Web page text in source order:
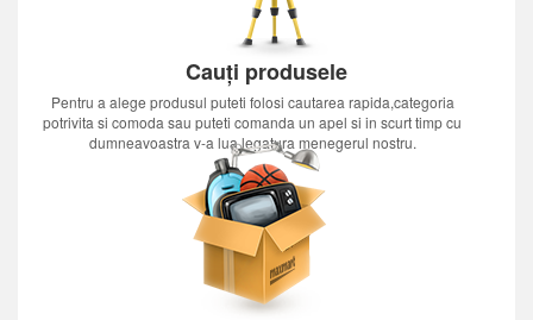
Cauți produsele
Pentru a alege produsul puteti folosi cautarea rapida,categoria
potrivita si comoda sau puteti comanda un apel si in scurt timp cu
dumneavoastra v-a lua legatura menegerul nostru.